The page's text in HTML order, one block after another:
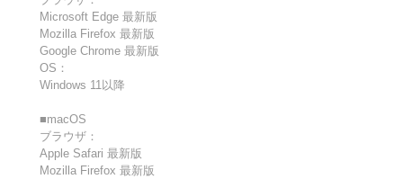
Microsoft Edge 最新版
Mozilla Firefox 最新版
Google Chrome 最新版
OS：
Windows 11以降
■macOS
ブラウザ：
Apple Safari 最新版
Mozilla Firefox 最新版